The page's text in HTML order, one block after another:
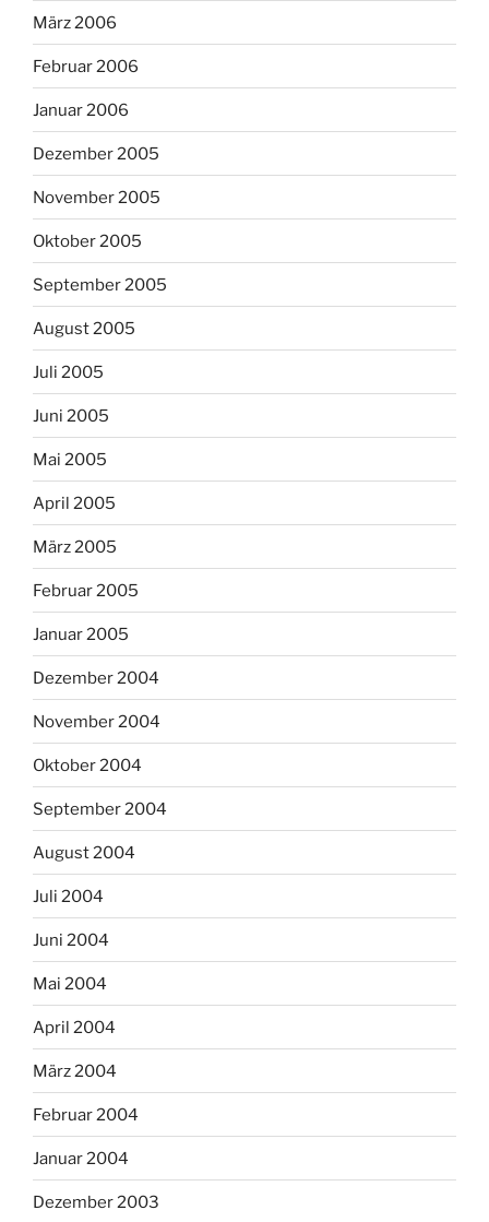
März 2006
Februar 2006
Januar 2006
Dezember 2005
November 2005
Oktober 2005
September 2005
August 2005
Juli 2005
Juni 2005
Mai 2005
April 2005
März 2005
Februar 2005
Januar 2005
Dezember 2004
November 2004
Oktober 2004
September 2004
August 2004
Juli 2004
Juni 2004
Mai 2004
April 2004
März 2004
Februar 2004
Januar 2004
Dezember 2003